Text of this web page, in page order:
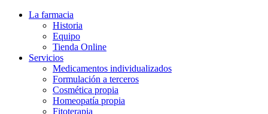
La farmacia
Historia
Equipo
Tienda Online
Servicios
Medicamentos individualizados
Formulación a terceros
Cosmética propia
Homeopatía propia
Fitoterapia